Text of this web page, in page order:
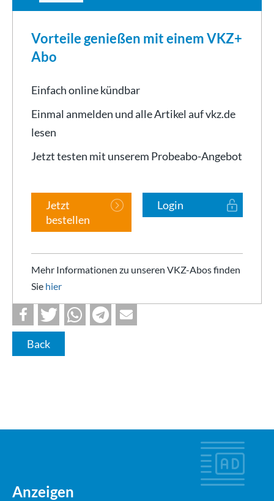
Vorteile genießen mit einem VKZ+
Abo
Einfach online kündbar
Einmal anmelden und alle Artikel auf vkz.de
lesen
Jetzt testen mit unserem Probeabo-Angebot
Jetzt
bestellen
Login
Mehr Informationen zu unseren VKZ-Abos finden
Sie hier
Back
Anzeigen